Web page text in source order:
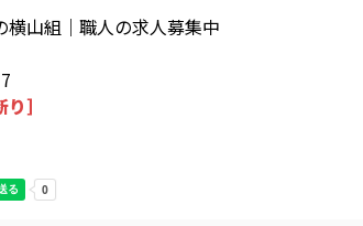
山組｜職人の求人募集中
］